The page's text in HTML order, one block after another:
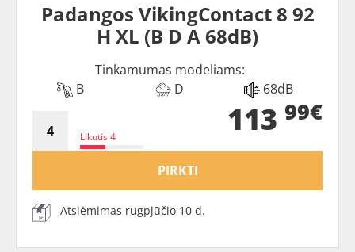
Padangos VikingContact 8 92
H XL (B D A 68dB)
Tinkamumas modeliams:
B
D 68dB
Likutis 4 113 99€
PIRKTI
Atsiėmimas rugpjūčio 10 d.